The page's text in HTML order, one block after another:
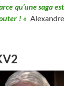
qu’une saga est
! « Alexandre